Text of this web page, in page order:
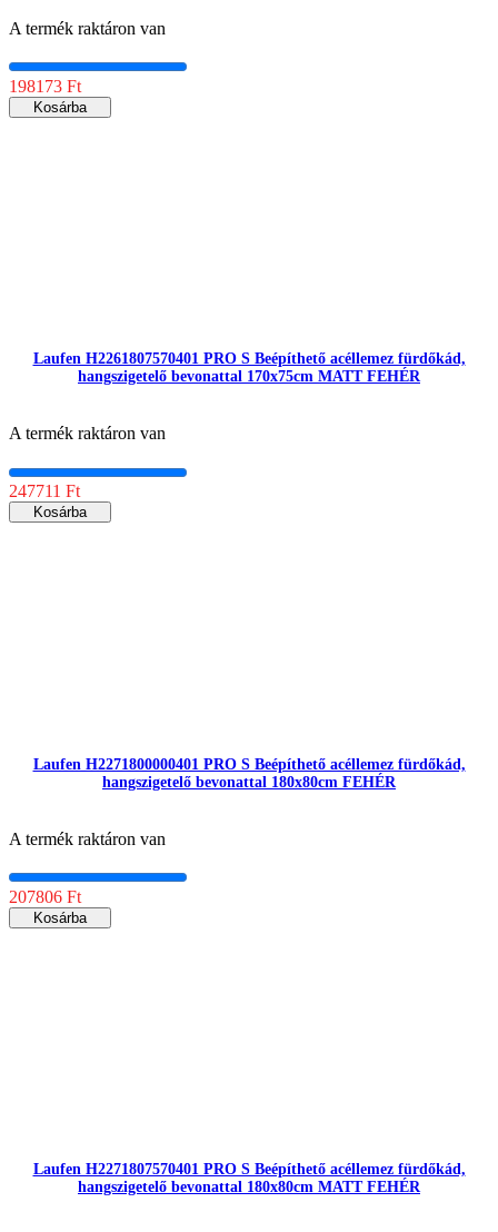
A termék raktáron van
198173 Ft
Kosárba
Laufen H2261807570401 PRO S Beépíthető acéllemez fürdőkád,
hangszigetelő bevonattal 170x75cm MATT FEHÉR
A termék raktáron van
247711 Ft
Kosárba
Laufen H2271800000401 PRO S Beépíthető acéllemez fürdőkád,
hangszigetelő bevonattal 180x80cm FEHÉR
A termék raktáron van
207806 Ft
Kosárba
Laufen H2271807570401 PRO S Beépíthető acéllemez fürdőkád,
hangszigetelő bevonattal 180x80cm MATT FEHÉR